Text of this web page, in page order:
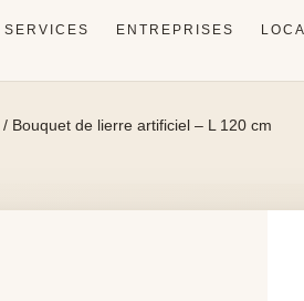
SERVICES ENTREPRISES
/ Bouquet de lierre artificiel – L 120 cm